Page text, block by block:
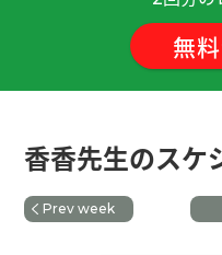
每次香香老师精神好
我很喜欢教孩子学校
谢谢，我已经有Didi
好的 下次见
無
香香先生のスケ
Prev week